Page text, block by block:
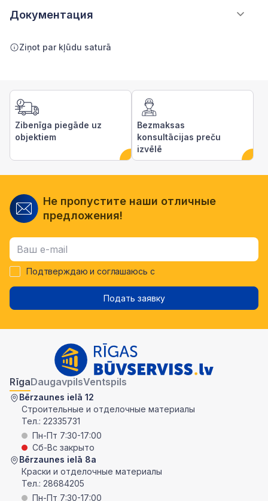
Документация
Ziņot par kļūdu saturā
Zibenīga piegāde uz
objektiem
Bezmaksas
konsultācijas preču
izvēlē
Не пропустите наши отличные
предложения!
Подтверждаю и соглашаюсь с
Подать заявку
RīgaDaugavpilsVentspils
Bērzaunes ielā 12
Строительные и отделочные материалы
Тел.: 22335731
Пн-Пт 7:30-17:00
Сб-Вс закрыто
Bērzaunes ielā 8a
Краски и отделочные материалы
Тел.: 28684205
Пн-Пт 7:30-17:00